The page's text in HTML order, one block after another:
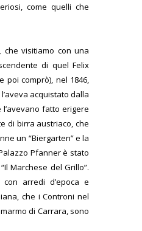
come quelli che
che visitiamo con una
di quel Felix
poi comprò), nel 1846,
acquistato dalla
fatto erigere
di birra austriaco, che
un “Biergarten” e la
Pfanner è stato
Marchese del Grillo”.
arredi d’epoca e
che i Controni nel
di Carrara, sono